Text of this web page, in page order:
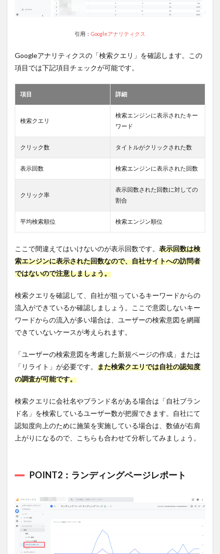
引用： Googleアナリティクス
Googleアナリティクスの「検索クエリ」を確認します。この
項目では下記項目チェックが可能です。
項目 詳細
検索クエリ
検索エンジンに表示されたキー
ワード
クリック数 タイトルがクリックされた数
表示回数 検索エンジンに表示された回数
クリック率
表示回数された回数に対しての
割合
平均検索順位 検索エンジン順位
ここで間違えてはいけないのが表示回数です。 表示回数は検
索エンジンに表示された回数なので、自社サイトへの訪問者
ではないので注意しましょう。
検索クエリを確認して、自社が狙っているキーワードからの
流入ができているか確認しましょう。ここで意図しないキー
ワードからの流入が多い場合は、ユーザーの検索意図を網羅
できていないケースが考えられます。
「ユーザーの検索意図を考慮した新規ページの作成」または
「リライト」が必要です。 また検索クエリでは自社の認知度
の調査が可能です。
検索クエリに会社名やブランド名がある場合は「自社ブラン
ド名」を検索しているユーザー数が把握できます。自社にて
認知度向上のために施策を実施している場合は、数値が右肩
上がりになるので、こちらも合わせて分析してみましょう。
POINT2：ランディングページレポート